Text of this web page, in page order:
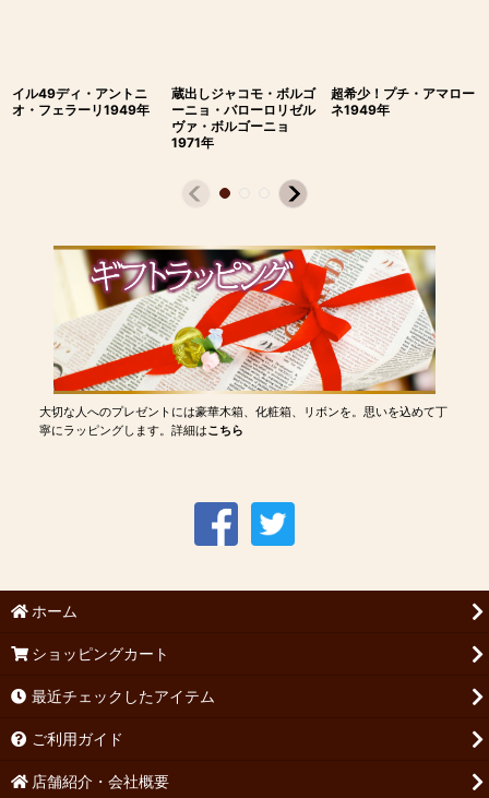
イル49ディ・アントニ
オ・フェラーリ1949年
蔵出しジャコモ・ボルゴ
ーニョ・バローロリゼル
ヴァ・ボルゴーニョ
1971年
超希少！プチ・アマロー
ネ1949年
大切な人へのプレゼントには豪華木箱、化粧箱、リボンを。思いを込めて丁
寧にラッピングします。詳細はこちら
ホーム
ショッピングカート
最近チェックしたアイテム
ご利用ガイド
店舗紹介・会社概要